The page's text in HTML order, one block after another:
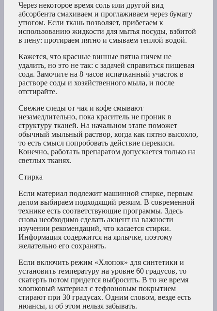
Через некоторое время соль или другой вид
абсорбента смахиваем и проглаживаем через бумагу
утюгом. Если ткань позволяет, прибегаем к
использованию жидкости для мытья посуды, взбитой
в пену: протираем пятно и смываем теплой водой.
Кажется, что красные винные пятна ничем не
удалить, но это не так: с задачей справиться пищевая
сода. Замочите на 8 часов испачканный участок в
растворе соды и хозяйственного мыла, и после
отстирайте.
Свежие следы от чая и кофе смывают
незамедлительно, пока краситель не проник в
структуру тканей. На начальном этапе поможет
обычный мыльный раствор, когда как пятно высохло,
то есть смысл попробовать действие перекиси.
Конечно, работать препаратом допускается только на
светлых тканях.
Стирка
Если материал подлежит машинной стирке, первым
делом выбираем подходящий режим. В современной
технике есть соответствующие программы. Здесь
снова необходимо сделать акцент на важности
изучении рекомендаций, что касается стирки.
Информация содержится на ярлычке, поэтому
желательно его сохранять.
Если включить режим «Хлопок» для синтетики и
установить температуру на уровне 60 градусов, то
скатерть потом придется выбросить. В то же время
хлопковый материал с тефлоновым покрытием
стирают при 30 градусах. Одним словом, везде есть
нюансы, и об этом нельзя забывать.